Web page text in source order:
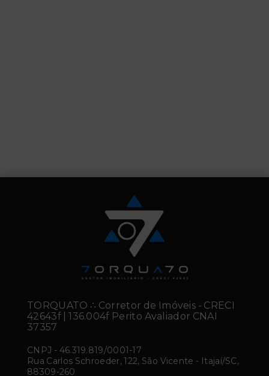
TORQUATO ∴ Corretor de Imóveis - CRECI
42643f | 136.004f Perito Avaliador CNAI
37357
CNPJ - 46.319.819/0001-17
Rua Carlos Schroeder, 122, São Vicente - Itajaí/SC,
88309-260